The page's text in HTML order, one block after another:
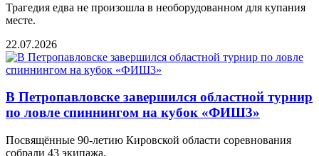
Трагедия едва не произошла в необорудованном для купания
месте.
22.07.2026
В Петропавловске завершился областной турнир
по ловле спиннингом на кубок «ФИШ3»
Посвящённые 90-летию Кировской области соревнования
собрали 43 экипажа.